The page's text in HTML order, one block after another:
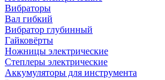
Вибраторы
Вал гибкий
Вибратор глубинный
Гайковёрты
Ножницы электрические
Степлеры электрические
Аккумуляторы для инструмента